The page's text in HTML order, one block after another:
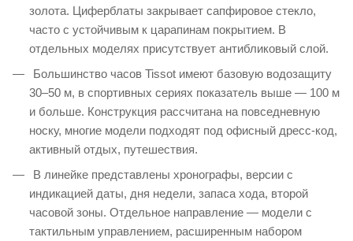
золота. Циферблаты закрывает сапфировое стекло,
часто с устойчивым к царапинам покрытием. В
отдельных моделях присутствует антибликовый слой.
Большинство часов Tissot имеют базовую водозащиту
30–50 м, в спортивных сериях показатель выше — 100 м
и больше. Конструкция рассчитана на повседневную
носку, многие модели подходят под офисный дресс-код,
активный отдых, путешествия.
В линейке представлены хронографы, версии с
индикацией даты, дня недели, запаса хода, второй
часовой зоны. Отдельное направление — модели с
тактильным управлением, расширенным набором